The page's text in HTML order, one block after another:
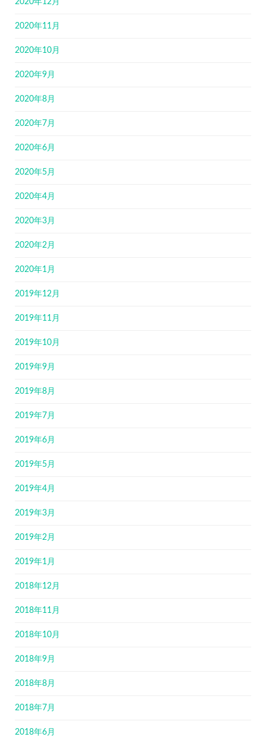
2020年12月
2020年11月
2020年10月
2020年9月
2020年8月
2020年7月
2020年6月
2020年5月
2020年4月
2020年3月
2020年2月
2020年1月
2019年12月
2019年11月
2019年10月
2019年9月
2019年8月
2019年7月
2019年6月
2019年5月
2019年4月
2019年3月
2019年2月
2019年1月
2018年12月
2018年11月
2018年10月
2018年9月
2018年8月
2018年7月
2018年6月